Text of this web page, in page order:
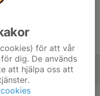
för att vår
dig. De används
att hjälpa oss att